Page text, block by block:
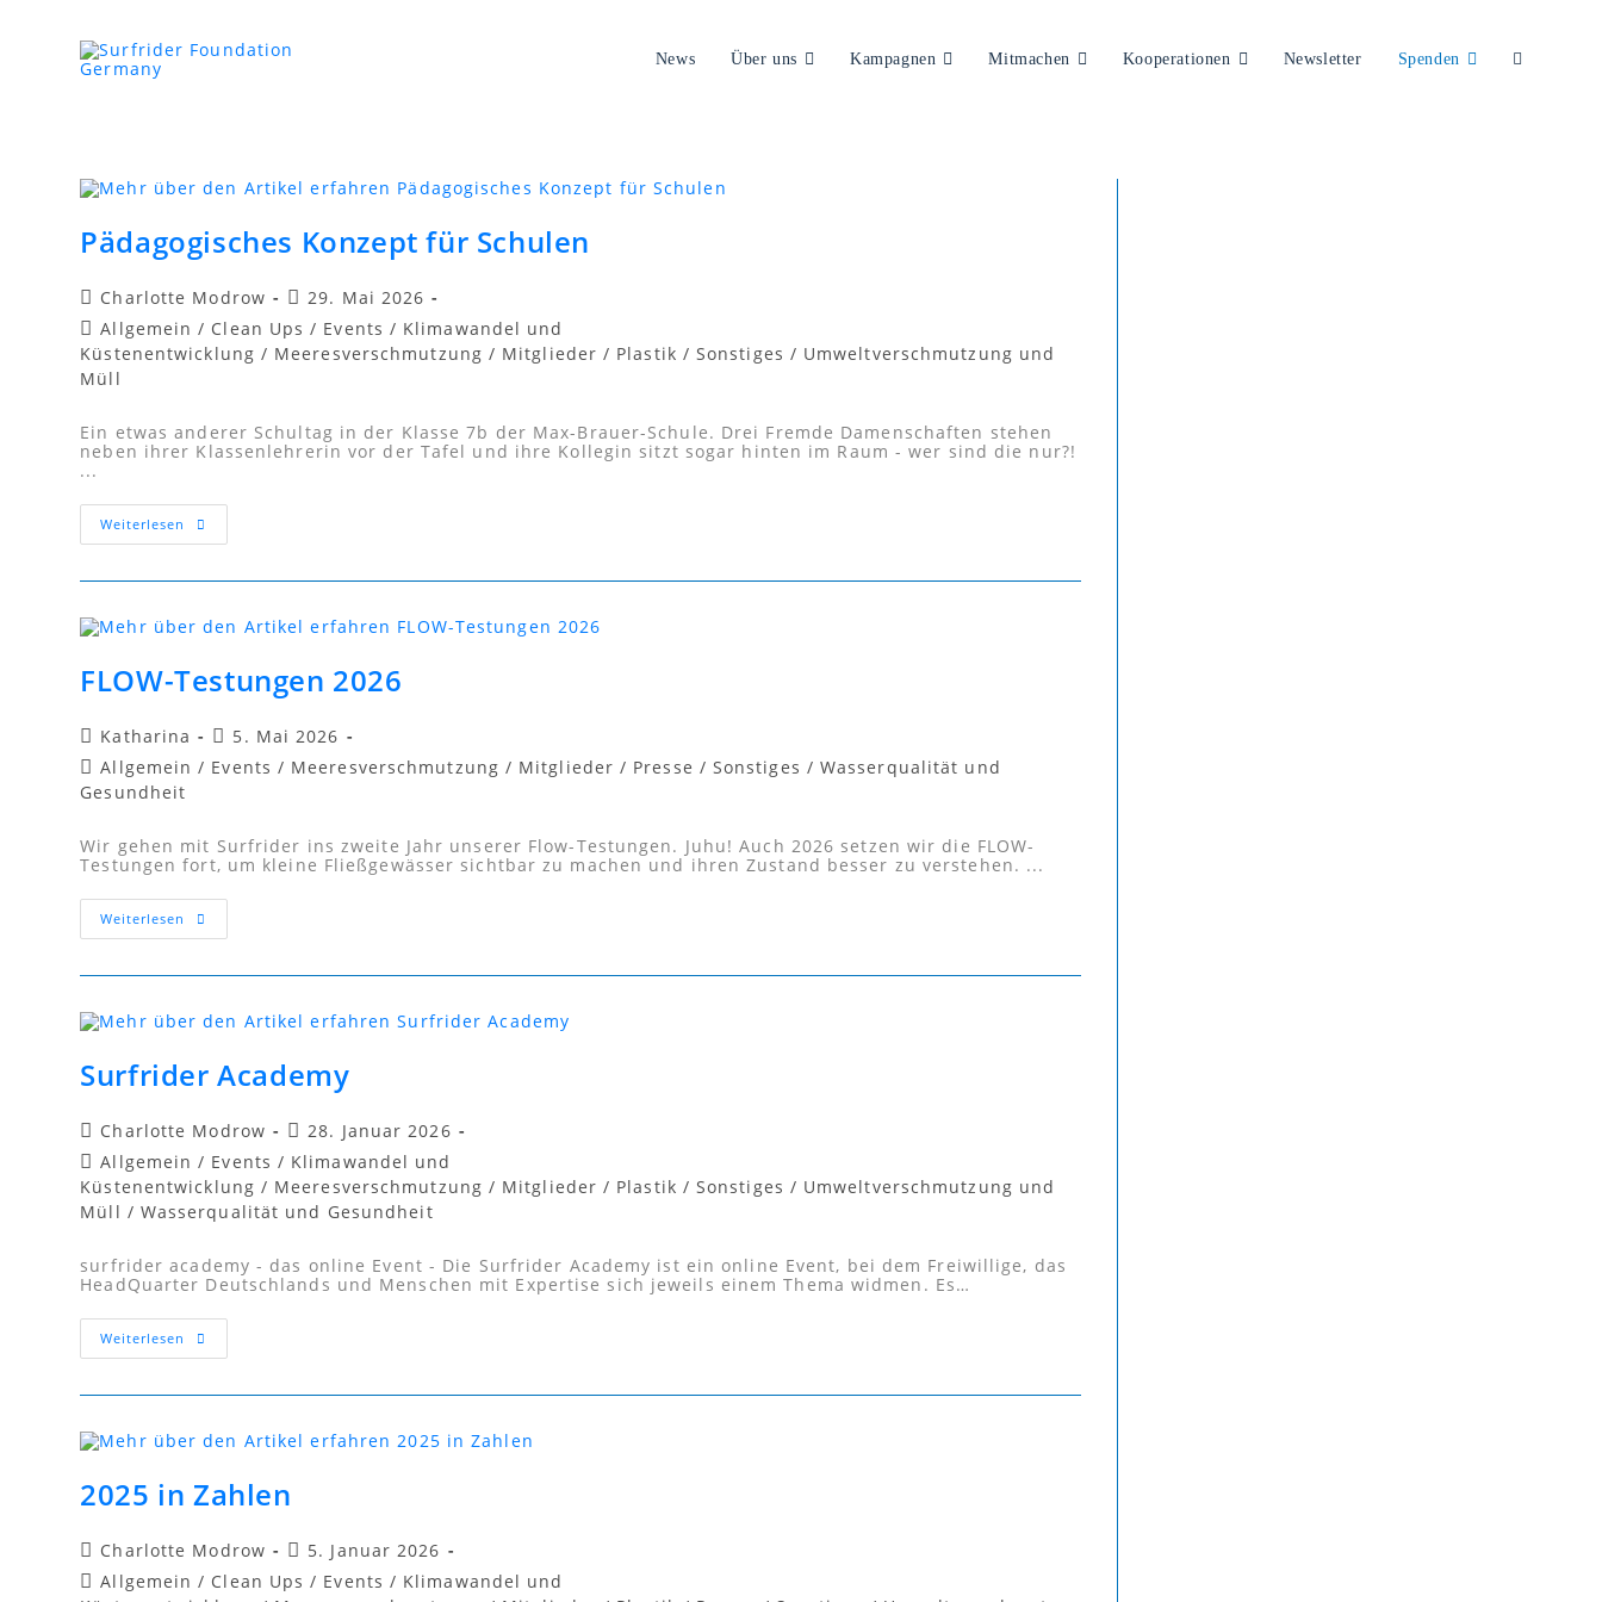
News Über uns Kampagnen Mitmachen Kooperationen Newsletter Spenden
Pädagogisches Konzept für Schulen
Charlotte Modrow
29. Mai 2026
Allgemein / Clean Ups / Events / Klimawandel und
Küstenentwicklung / Meeresverschmutzung / Mitglieder / Plastik / Sonstiges / Umweltverschmutzung und
Müll
Ein etwas anderer Schultag in der Klasse 7b der Max-Brauer-Schule. Drei Fremde Damenschaften stehen
neben ihrer Klassenlehrerin vor der Tafel und ihre Kollegin sitzt sogar hinten im Raum - wer sind die nur?!
...
Weiterlesen
FLOW-Testungen 2026
Katharina
5. Mai 2026
Allgemein / Events / Meeresverschmutzung / Mitglieder / Presse / Sonstiges / Wasserqualität und
Gesundheit
Wir gehen mit Surfrider ins zweite Jahr unserer Flow-Testungen. Juhu! Auch 2026 setzen wir die FLOW-
Testungen fort, um kleine Fließgewässer sichtbar zu machen und ihren Zustand besser zu verstehen. ...
Weiterlesen
Surfrider Academy
Charlotte Modrow
28. Januar 2026
Allgemein / Events / Klimawandel und
Küstenentwicklung / Meeresverschmutzung / Mitglieder / Plastik / Sonstiges / Umweltverschmutzung und
Müll / Wasserqualität und Gesundheit
surfrider academy - das online Event - Die Surfrider Academy ist ein online Event, bei dem Freiwillige, das
HeadQuarter Deutschlands und Menschen mit Expertise sich jeweils einem Thema widmen. Es…
Weiterlesen
2025 in Zahlen
Charlotte Modrow
5. Januar 2026
Allgemein / Clean Ups / Events / Klimawandel und